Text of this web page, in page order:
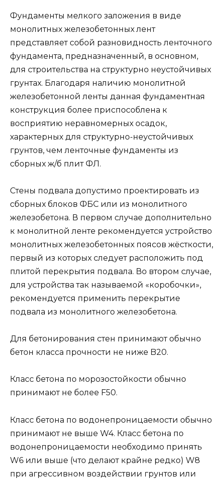
Фундаменты мелкого заложения в виде
монолитных железобетонных лент
представляет собой разновидность ленточного
фундамента, предназначенный, в основном,
для строительства на структурно неустойчивых
грунтах. Благодаря наличию монолитной
железобетонной ленты данная фундаментная
конструкция более приспособлена к
восприятию неравномерных осадок,
характерных для структурно-неустойчивых
грунтов, чем ленточные фундаменты из
сборных ж/б плит ФЛ.
Стены подвала допустимо проектировать из
сборных блоков ФБС или из монолитного
железобетона. В первом случае дополнительно
к монолитной ленте рекомендуется устройство
монолитных железобетонных поясов жёсткости,
первый из которых следует расположить под
плитой перекрытия подвала. Во втором случае,
для устройства так называемой «коробочки»,
рекомендуется применить перекрытие
подвала из монолитного железобетона.
Для бетонирования стен принимают обычно
бетон класса прочности не ниже B20.
Класс бетона по морозостойкости обычно
принимают не более F50.
Класс бетона по водонепроницаемости обычно
принимают не выше W4. Класс бетона по
водонепроницаемости необходимо принять
W6 или выше (что делают крайне редко) W8
при агрессивном воздействии грунтов или